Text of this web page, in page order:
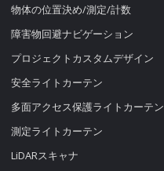
物体の位置決め/測定/計数
障害物回避ナビゲーション
プロジェクトカスタムデザイン
安全ライトカーテン
多面アクセス保護ライトカーテン
測定ライトカーテン
LiDARスキャナ